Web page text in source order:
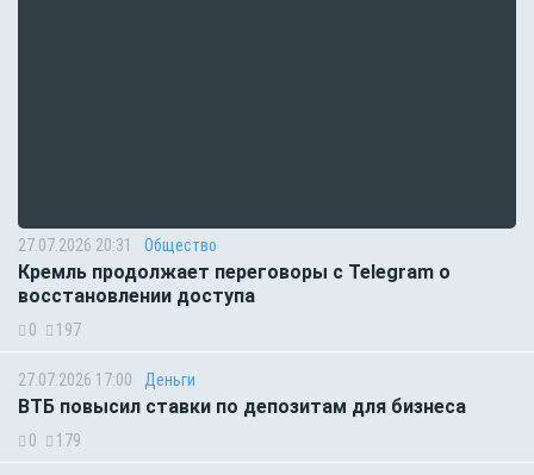
27.07.2026 20:31 Общество
Кремль продолжает переговоры с Telegram о
восстановлении доступа
0 197
27.07.2026 17:00 Деньги
ВТБ повысил ставки по депозитам для бизнеса
0 179